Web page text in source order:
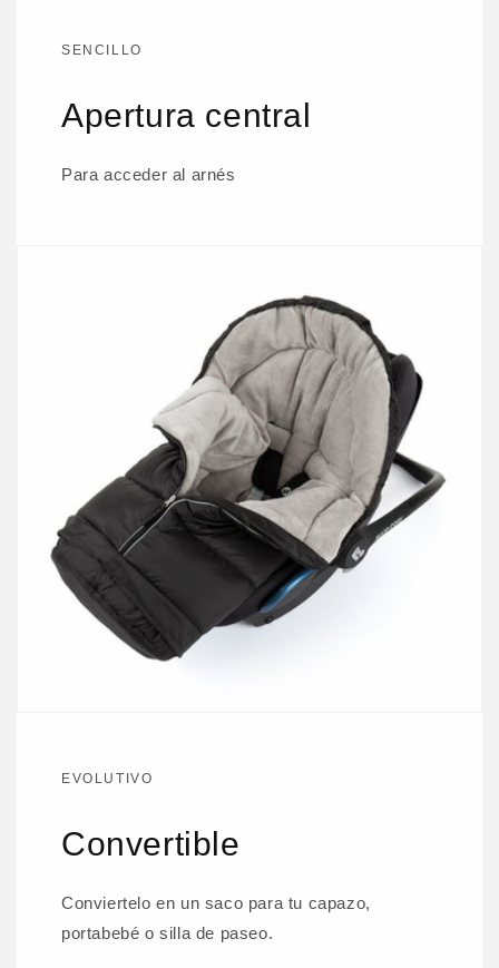
SENCILLO
Apertura central
Para acceder al arnés
EVOLUTIVO
Convertible
Conviertelo en un saco para tu capazo,
portabebé o silla de paseo.